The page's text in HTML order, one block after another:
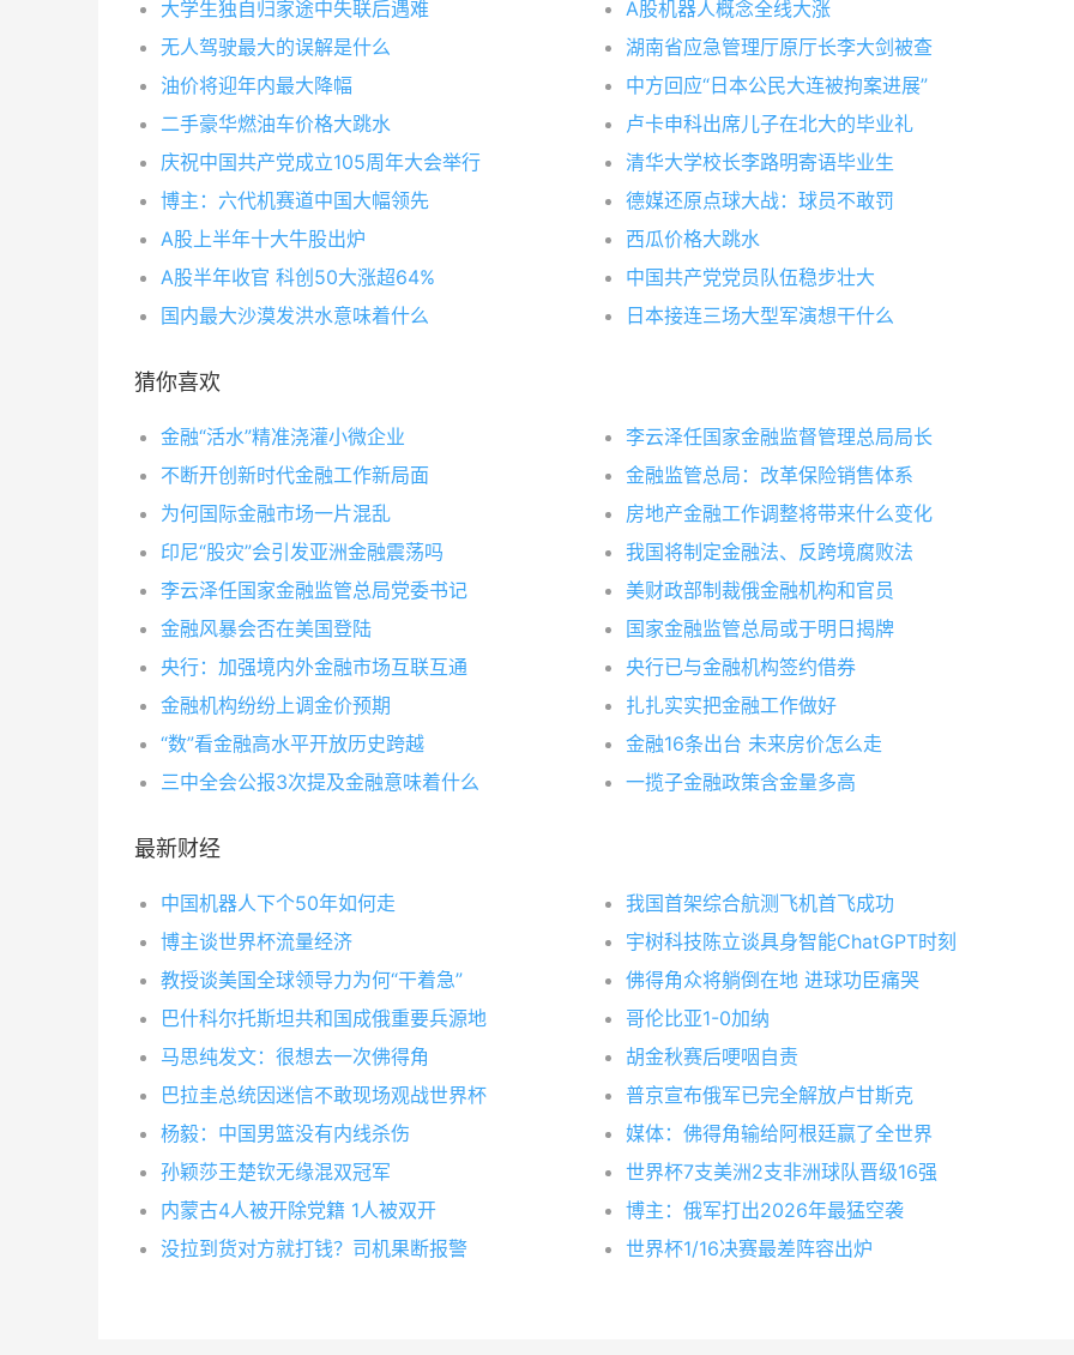
大学生独自归家途中失联后遇难
A股机器人概念全线大涨
无人驾驶最大的误解是什么
湖南省应急管理厅原厅长李大剑被查
油价将迎年内最大降幅
中方回应“日本公民大连被拘案进展”
二手豪华燃油车价格大跳水
卢卡申科出席儿子在北大的毕业礼
庆祝中国共产党成立105周年大会举行
清华大学校长李路明寄语毕业生
博主：六代机赛道中国大幅领先
德媒还原点球大战：球员不敢罚
A股上半年十大牛股出炉
西瓜价格大跳水
A股半年收官 科创50大涨超64%
中国共产党党员队伍稳步壮大
国内最大沙漠发洪水意味着什么
日本接连三场大型军演想干什么
猜你喜欢
金融“活水”精准浇灌小微企业
李云泽任国家金融监督管理总局局长
不断开创新时代金融工作新局面
金融监管总局：改革保险销售体系
为何国际金融市场一片混乱
房地产金融工作调整将带来什么变化
印尼“股灾”会引发亚洲金融震荡吗
我国将制定金融法、反跨境腐败法
李云泽任国家金融监管总局党委书记
美财政部制裁俄金融机构和官员
金融风暴会否在美国登陆
国家金融监管总局或于明日揭牌
央行：加强境内外金融市场互联互通
央行已与金融机构签约借券
金融机构纷纷上调金价预期
扎扎实实把金融工作做好
“数”看金融高水平开放历史跨越
金融16条出台 未来房价怎么走
三中全会公报3次提及金融意味着什么
一揽子金融政策含金量多高
最新财经
中国机器人下个50年如何走
我国首架综合航测飞机首飞成功
博主谈世界杯流量经济
宇树科技陈立谈具身智能ChatGPT时刻
教授谈美国全球领导力为何“干着急”
佛得角众将躺倒在地 进球功臣痛哭
巴什科尔托斯坦共和国成俄重要兵源地
哥伦比亚1-0加纳
马思纯发文：很想去一次佛得角
胡金秋赛后哽咽自责
巴拉圭总统因迷信不敢现场观战世界杯
普京宣布俄军已完全解放卢甘斯克
杨毅：中国男篮没有内线杀伤
媒体：佛得角输给阿根廷赢了全世界
孙颖莎王楚钦无缘混双冠军
世界杯7支美洲2支非洲球队晋级16强
内蒙古4人被开除党籍 1人被双开
博主：俄军打出2026年最猛空袭
没拉到货对方就打钱？司机果断报警
世界杯1/16决赛最差阵容出炉